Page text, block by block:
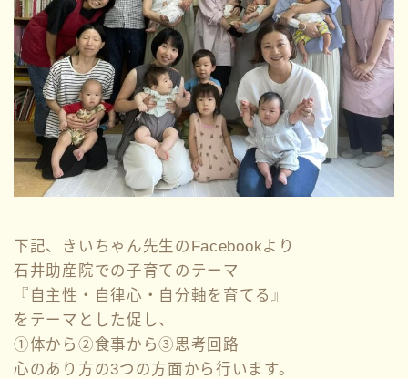
下記、きいちゃん先生のFacebookより
石井助産院での子育てのテーマ
『自主性・自律心・自分軸を育てる』
をテーマとした促し、
①体から②食事から③思考回路
心のあり方の3つの方面から行います。